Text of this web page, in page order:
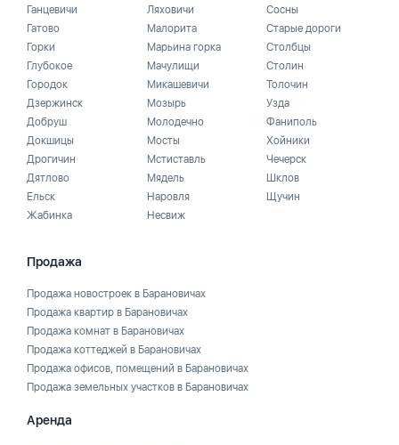
Ганцевичи
Гатово
Горки
Глубокое
Городок
Дзержинск
Добруш
Докшицы
Дрогичин
Дятлово
Ельск
Жабинка
Ляховичи
Малорита
Марьина горка
Мачулищи
Микашевичи
Мозырь
Молодечно
Мосты
Мстиставль
Мядель
Наровля
Несвиж
Сосны
Старые дороги
Столбцы
Столин
Толочин
Узда
Фаниполь
Хойники
Чечерск
Шклов
Щучин
Продажа
Продажа новостроек в Барановичах
Продажа квартир в Барановичах
Продажа комнат в Барановичах
Продажа коттеджей в Барановичах
Продажа офисов, помещений в Барановичах
Продажа земельных участков в Барановичах
Аренда